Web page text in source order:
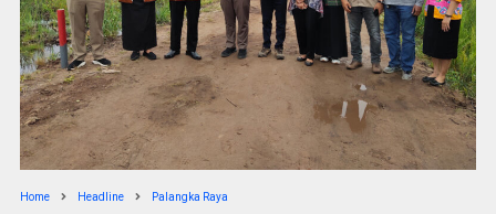
Home Headline Palangka Raya